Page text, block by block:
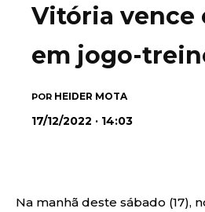
Vitória vence
em jogo-
POR HEIDER MOTA
17/12/2022 · 14:03
Na manhã deste sábado (17),